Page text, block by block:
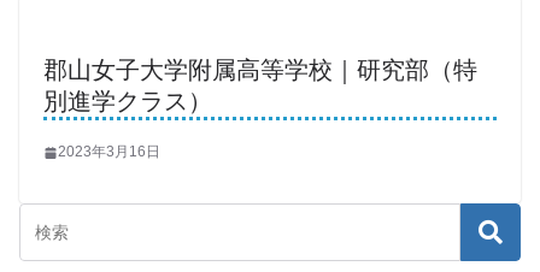
郡山女子大学附属高等学校｜研究部（特
別進学クラス）
2023年3月16日